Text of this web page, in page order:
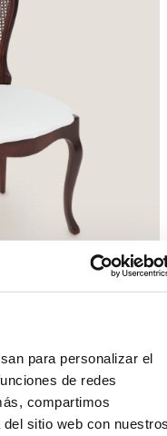
para personalizar el
de redes
compartimos
sitio web con